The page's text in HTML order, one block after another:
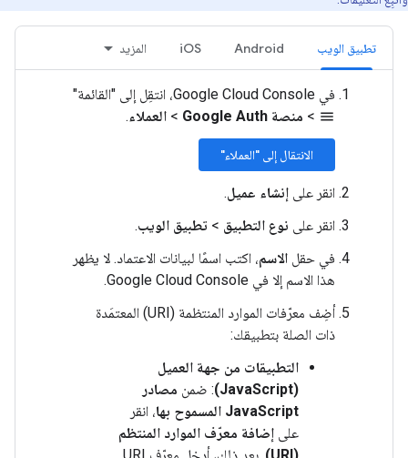
تطبيق الويب Android
iOS المزيد
في Google Cloud Console، انتقِل إلى "القائمة"
menu
> منصة Google Auth > العملاء.
الانتقال إلى "العملاء"
انقر على إنشاء عميل.
انقر على نوع التطبيق > تطبيق الويب.
في حقل الاسم، اكتب اسمًا لبيانات الاعتماد. لا يظهر
هذا الاسم إلا في Google Cloud Console.
أضِف معرّفات الموارد المنتظمة (URI) المعتمَدة
ذات الصلة بتطبيقك:
التطبيقات من جهة العميل
(JavaScript)
: ضمن مصادر
JavaScript المسموح بها
، انقر
على إضافة معرّف الموارد المنتظم